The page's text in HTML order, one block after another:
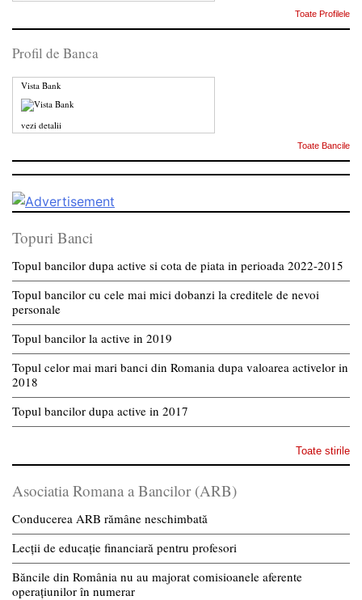
Toate Profilele
Profil de Banca
Vista Bank
vezi detalii
Toate Bancile
Topuri Banci
Topul bancilor dupa active si cota de piata in perioada 2022-2015
Topul bancilor cu cele mai mici dobanzi la creditele de nevoi
personale
Topul bancilor la active in 2019
Topul celor mai mari banci din Romania dupa valoarea activelor in
2018
Topul bancilor dupa active in 2017
Toate stirile
Asociatia Romana a Bancilor (ARB)
Conducerea ARB rămâne neschimbată
Lecții de educație financiară pentru profesori
Băncile din România nu au majorat comisioanele aferente
operațiunilor în numerar